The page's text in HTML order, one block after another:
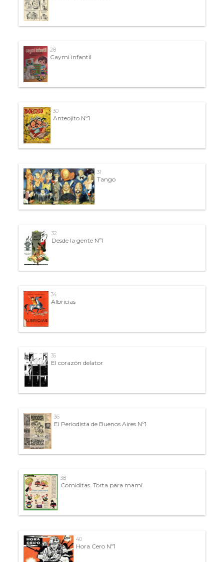
28
Caymi infantil
30
Anteojito Nº1
31
Tango
32
Desde la gente Nº1
34
Albricias
35
El corazón delator
36
El Periodista de Buenos Aires Nº1
38
Comiditas. Torta para mami.
40
Hora Cero Nº1